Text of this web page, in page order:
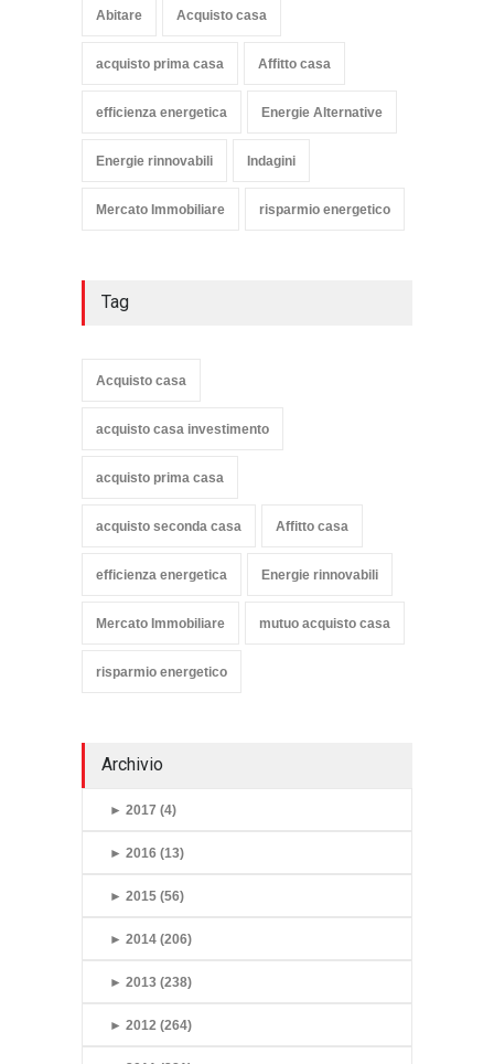
Abitare Acquisto casa
acquisto prima casa Affitto casa
efficienza energetica Energie Alternative
Energie rinnovabili Indagini
Mercato Immobiliare risparmio energetico
Tag
Acquisto casa
acquisto casa investimento
acquisto prima casa
acquisto seconda casa Affitto casa
efficienza energetica Energie rinnovabili
Mercato Immobiliare mutuo acquisto casa
risparmio energetico
Archivio
► 2017 (4)
► 2016 (13)
► 2015 (56)
► 2014 (206)
► 2013 (238)
► 2012 (264)